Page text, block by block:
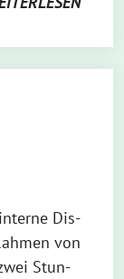
Dis­
von
Stun­